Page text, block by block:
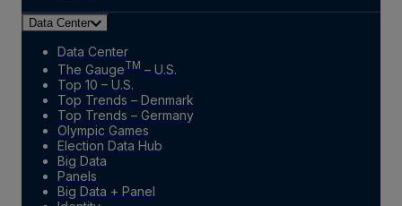
Data Center
Data Center
The GaugeTM – U.S.
Top 10 – U.S.
Top Trends – Denmark
Top Trends – Germany
Olympic Games
Election Data Hub
Big Data
Panels
Big Data + Panel